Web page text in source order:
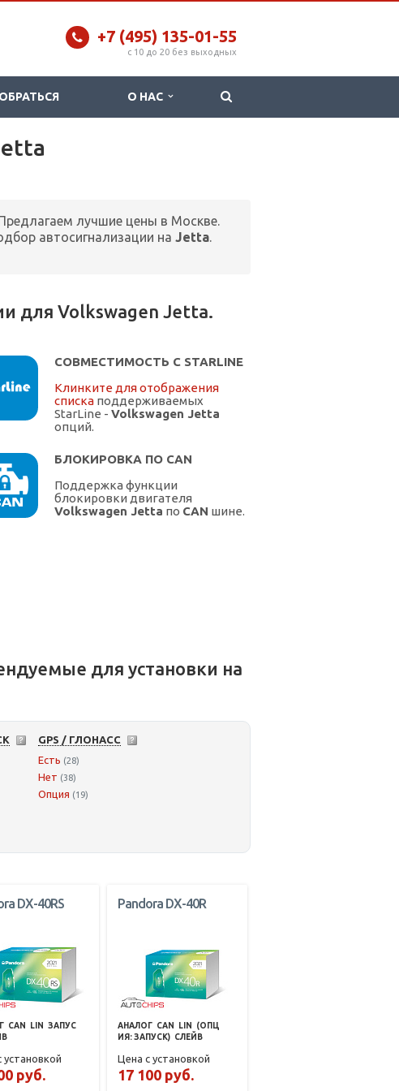
+7 (495) 135-01-55
c 10 до 20 без выходных
О НАС
лучшие цены в Москве.
автосигнализации на Jetta.
для Volkswagen Jetta.
СОВМЕСТИМОСТЬ С STARLINE
Клинките для отображения
списка поддерживаемых
StarLine - Volkswagen Jetta
опций.
БЛОКИРОВКА ПО CAN
Поддержка функции
блокировки двигателя
Volkswagen Jetta по CAN шине.
для установки на
GPS / ГЛОНАСС
Есть (28)
Нет (38)
Опция (19)
DX-40RS
CAN LIN
ЗАПУС
установкой
руб.
Pandora DX-40R
АНАЛОГ CAN LIN
(ОПЦ
ИЯ: ЗАПУСК) СЛЕЙВ
Цена с установкой
17 100 руб.